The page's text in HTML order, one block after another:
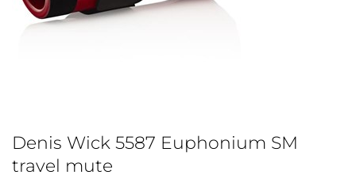
Denis Wick 5587 Euphonium SM
travel mute